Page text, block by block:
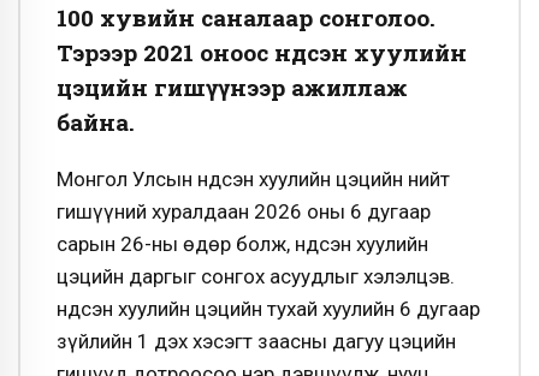
100 хувийн саналаар сонголоо.
Тэрээр 2021 оноос Үндсэн хуулийн
цэцийн гишүүнээр ажиллаж
байна.
Монгол Улсын Үндсэн хуулийн цэцийн нийт
гишүүний хуралдаан 2026 оны 6 дугаар
сарын 26-ны өдөр болж, Үндсэн хуулийн
цэцийн даргыг сонгох асуудлыг хэлэлцэв.
Үндсэн хуулийн цэцийн тухай хуулийн 6 дугаар
зүйлийн 1 дэх хэсэгт заасны дагуу цэцийн